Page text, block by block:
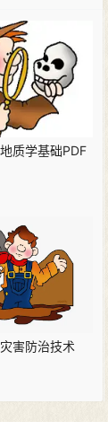
质学基础PDF
害防治技术